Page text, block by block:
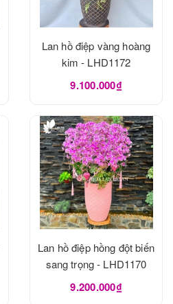
Lan hồ điệp vàng hoàng
kim - LHD1172
9.100.000₫
Lan hồ điệp hồng đột biến
sang trọng - LHD1170
9.200.000₫